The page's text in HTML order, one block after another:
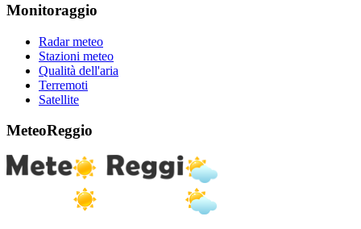
Monitoraggio
Radar meteo
Stazioni meteo
Qualità dell'aria
Terremoti
Satellite
MeteoReggio